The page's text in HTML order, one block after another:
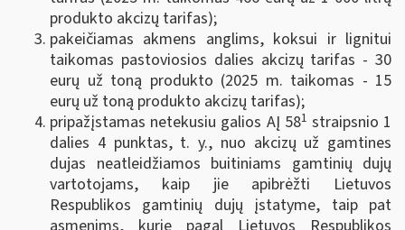
produkto akcizų tarifas);
pakeičiamas akmens anglims, koksui ir lignitui
taikomas pastoviosios dalies akcizų tarifas - 30
eurų už toną produkto (2025 m. taikomas - 15
eurų už toną produkto akcizų tarifas);
pripažįstamas netekusiu galios AĮ 581 straipsnio 1
dalies 4 punktas, t. y., nuo akcizų už gamtines
dujas neatleidžiamos buitiniams gamtinių dujų
vartotojams, kaip jie apibrėžti Lietuvos
Respublikos gamtinių dujų įstatyme, taip pat